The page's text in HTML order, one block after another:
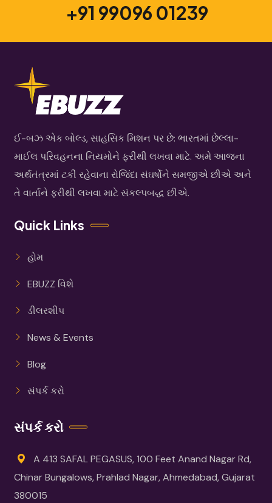
+91 99096 01239
ઈ-બઝ એક બોલ્ડ, સાહસિક મિશન પર છે: ભારતમાં છેલ્લા-
માઈલ પરિવહનના નિયમોને ફરીથી લખવા માટે. અમે આજના
અર્થતંત્રમાં ટકી રહેવાના રોજિંદા સંઘર્ષોને સમજીએ છીએ અને
તે વાર્તાને ફરીથી લખવા માટે સંકલ્પબદ્ધ છીએ.
Quick Links
હોમ
EBUZZ વિશે
ડીલરશીપ
News & Events
Blog
સંપર્ક કરો
સંપર્ક કરો
A 413 SAFAL PEGASUS, 100 Feet Anand Nagar Rd,
Chinar Bungalows, Prahlad Nagar, Ahmedabad, Gujarat
380015